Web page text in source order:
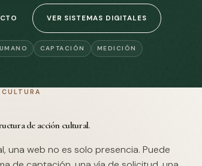
VER SISTEMAS DIGITALES
CAPTACIÓN MEDICIÓN
de acción cultural.
una web no es solo presencia. Puede